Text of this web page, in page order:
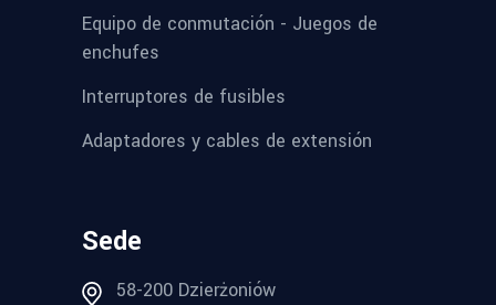
Equipo de conmutación - Juegos de
enchufes
Interruptores de fusibles
Adaptadores y cables de extensión
Sede
58-200 Dzierżoniów